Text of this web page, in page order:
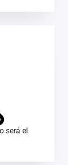
será el